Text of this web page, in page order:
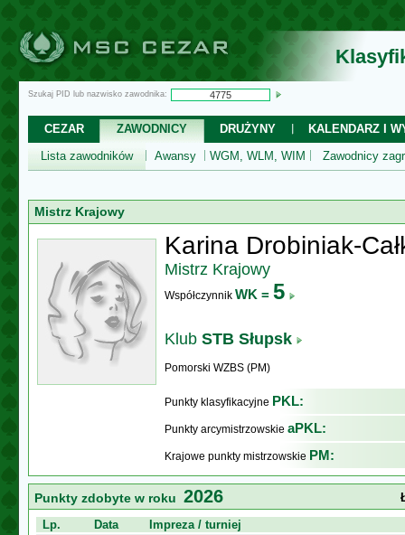
Szukaj PID lub nazwisko zawodnika:
CEZAR ZAWODNICY DRUŻYNY
KALENDARZ I
Lista zawodników
Awansy WGM, WLM, WIM Zawodnicy
Mistrz Krajowy
Karina Drobiniak-
Mistrz Krajowy
Współczynnik WK = 5
Klub STB Słupsk
Pomorski WZBS (PM)
Punkty klasyfikacyjne PKL:
Punkty arcymistrzowskie aPKL:
Krajowe punkty mistrzowskie PM:
Punkty zdobyte w roku 2026
Lp.
Data
Impreza / turniej